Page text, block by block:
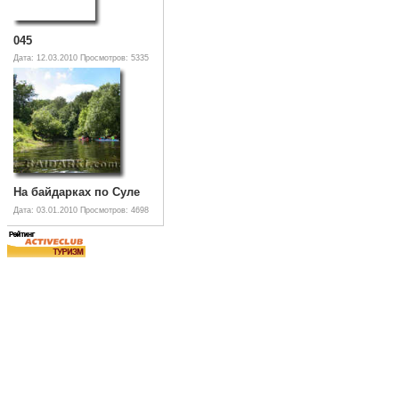
045
Дата: 12.03.2010 Просмотров: 5335
На байдарках по Суле
Дата: 03.01.2010 Просмотров: 4698